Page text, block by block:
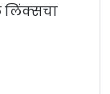
लिंक्सचा